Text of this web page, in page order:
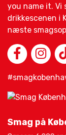
you name it. Vi
drikkescenen i
næste
Smag på